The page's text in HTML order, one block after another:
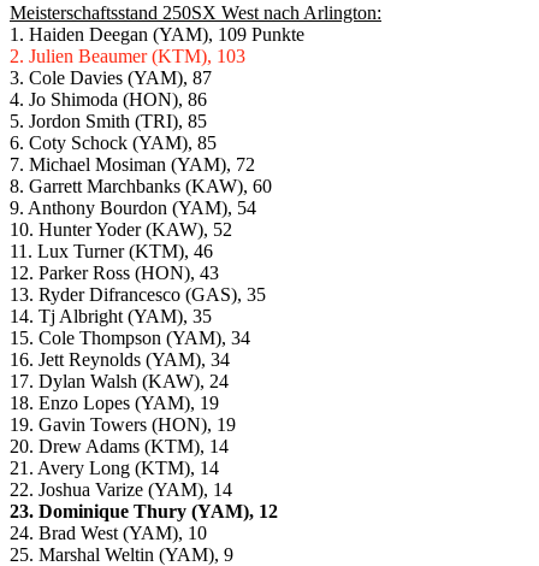
Meisterschaftsstand 250SX West nach Arlington:
1. Haiden Deegan (YAM), 109 Punkte
2. Julien Beaumer (KTM), 103
3. Cole Davies (YAM), 87
4. Jo Shimoda (HON), 86
5. Jordon Smith (TRI), 85
6. Coty Schock (YAM), 85
7. Michael Mosiman (YAM), 72
8. Garrett Marchbanks (KAW), 60
9. Anthony Bourdon (YAM), 54
10. Hunter Yoder (KAW), 52
11. Lux Turner (KTM), 46
12. Parker Ross (HON), 43
13. Ryder Difrancesco (GAS), 35
14. Tj Albright (YAM), 35
15. Cole Thompson (YAM), 34
16. Jett Reynolds (YAM), 34
17. Dylan Walsh (KAW), 24
18. Enzo Lopes (YAM), 19
19. Gavin Towers (HON), 19
20. Drew Adams (KTM), 14
21. Avery Long (KTM), 14
22. Joshua Varize (YAM), 14
23. Dominique Thury (YAM), 12
24. Brad West (YAM), 10
25. Marshal Weltin (YAM), 9